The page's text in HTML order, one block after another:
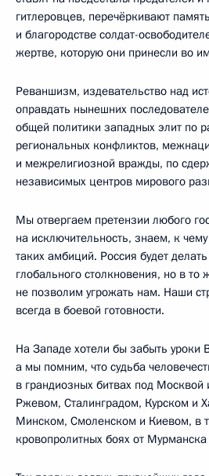
гитлеровцев, перечёркивают
и благородстве солдат-
жертве, которую они принесли во
Реваншизм, издевательство над
оправдать нынешних
общей политики западных элит по
региональных конфликтов,
и межрелигиозной вражды, по
независимых центров мирового
Мы отвергаем претензии любого
на исключительность, знаем, к
таких амбиций. Россия будет
глобального столкновения, но в
не позволим угрожать нам. Наши
всегда в боевой готовности.
На Западе хотели бы забыть уроки
а мы помним, что судьба
в грандиозных битвах под Москвой
Ржевом, Сталинградом, Курском и
Минском, Смоленском и Киевом, в
кровопролитных боях от